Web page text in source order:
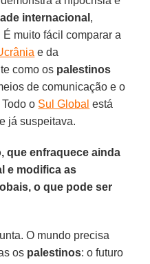
internacional ,
muito fácil comparar a
e da
como os palestinos
de comunicação e o
Todo o Sul Global está
já suspeitava.
que enfraquece ainda
e modifica as
o que pode ser
O mundo precisa
os palestinos: o futuro